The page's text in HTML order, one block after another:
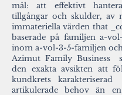
mål: att effektivt
tillgångar och skulder, av
immateriella värden ​​that
baserade på familjen a-
inom a-vol-3-5-familjen
Azimut Family Business
den exakta avsikten att
kundkrets
artikulerade behov än